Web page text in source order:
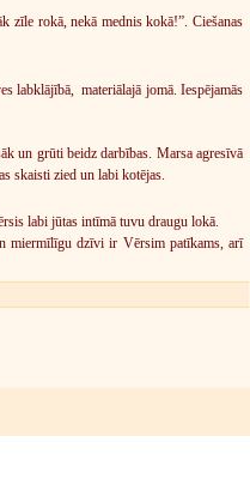
zīle rokā, nekā mednis kokā!”. Ciešanas
labklājībā, materiālajā jomā. Iespējamās
un grūti beidz darbības. Marsa agresīvā
skaisti zied un labi kotējas.
labi jūtas intīmā tuvu draugu lokā.
miermīlīgu dzīvi ir Vērsim patīkams, arī